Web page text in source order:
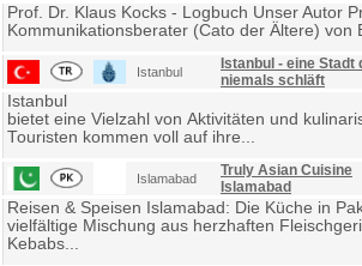
Prof. Dr. Klaus Kocks - Logbuch Unser Autor
Kommunikationsberater (Cato der Ältere) von
Istanbul
Istanbul - eine Stadt
niemals schläft
Istanbul
bietet eine Vielzahl von Aktivitäten und
Touristen kommen voll auf ihre...
Islamabad
Truly Asian Cuisine
Islamabad
Reisen & Speisen Islamabad: Die Küche in
vielfältige Mischung aus herzhaften
Kebabs...